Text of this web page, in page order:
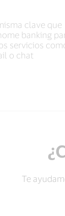
clave que
banking
servicios
o chat
Te